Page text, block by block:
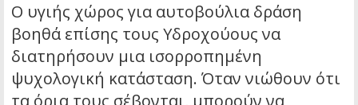
Ο υγιής χώρος για αυτοβούλια δράση
βοηθά επίσης τους Υδροχούους να
διατηρήσουν μια ισορροπημένη
ψυχολογική κατάσταση. Όταν νιώθουν ότι